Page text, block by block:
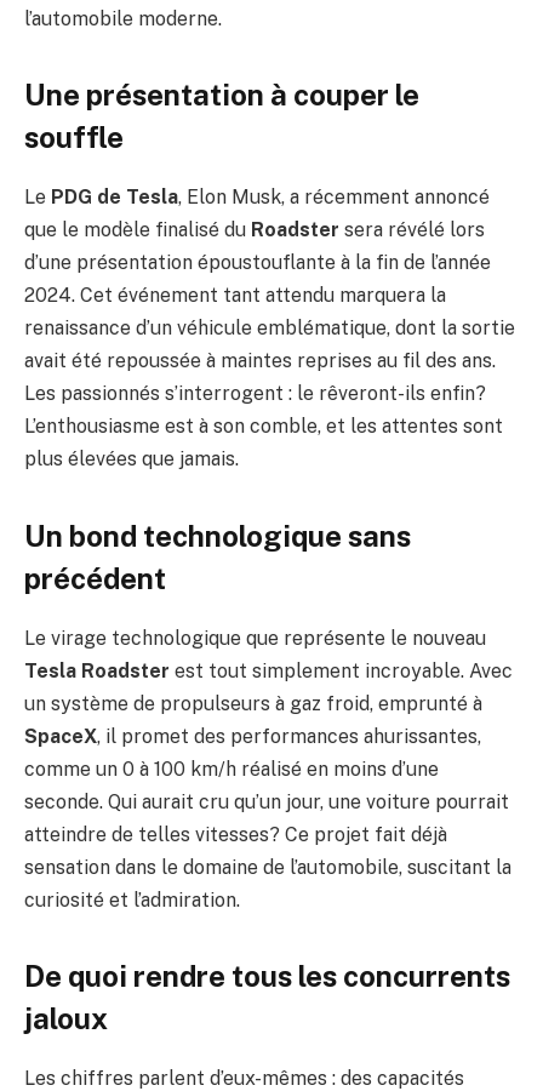
l’automobile moderne.
Une présentation à couper le
souffle
Le PDG de Tesla, Elon Musk, a récemment annoncé
que le modèle finalisé du Roadster sera révélé lors
d’une présentation époustouflante à la fin de l’année
2024. Cet événement tant attendu marquera la
renaissance d’un véhicule emblématique, dont la sortie
avait été repoussée à maintes reprises au fil des ans.
Les passionnés s’interrogent : le rêveront-ils enfin?
L’enthousiasme est à son comble, et les attentes sont
plus élevées que jamais.
Un bond technologique sans
précédent
Le virage technologique que représente le nouveau
Tesla Roadster est tout simplement incroyable. Avec
un système de propulseurs à gaz froid, emprunté à
SpaceX, il promet des performances ahurissantes,
comme un 0 à 100 km/h réalisé en moins d’une
seconde. Qui aurait cru qu’un jour, une voiture pourrait
atteindre de telles vitesses? Ce projet fait déjà
sensation dans le domaine de l’automobile, suscitant la
curiosité et l’admiration.
De quoi rendre tous les concurrents
jaloux
Les chiffres parlent d’eux-mêmes : des capacités